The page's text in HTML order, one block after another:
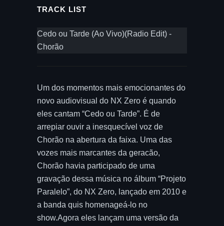
TRACK LIST
Cedo ou Tarde (Ao Vivo)(Radio Edit) -
Chorão
Um dos momentos mais emocionantes do
novo audiovisual do NX Zero é quando
eles cantam “Cedo ou Tarde”. É de
arrepiar ouvir a inesquecível voz de
Chorão na abertura da faixa. Uma das
vozes mais marcantes da geracão,
Chorão havia participado de uma
gravação dessa música no álbum “Projeto
Paralelo”, do NX Zero, lançado em 2010 e
a banda quis homenageá-lo no
show.Agora eles lançam uma versão da